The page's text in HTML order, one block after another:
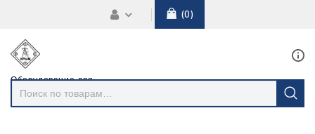
0
Оборудование для
линий
электропередач